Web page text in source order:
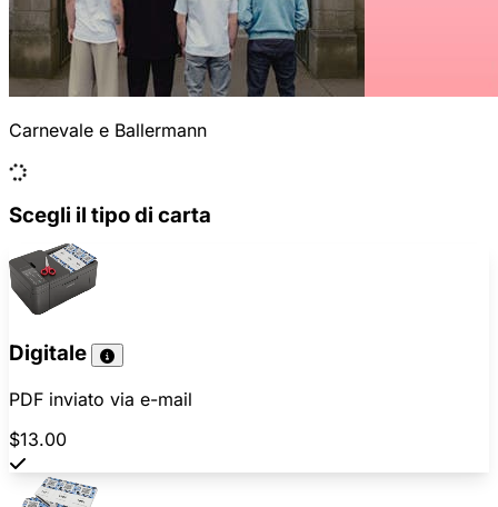
Carnevale e Ballermann
Scegli il tipo di carta
Digitale
PDF inviato via e-mail
$13.00